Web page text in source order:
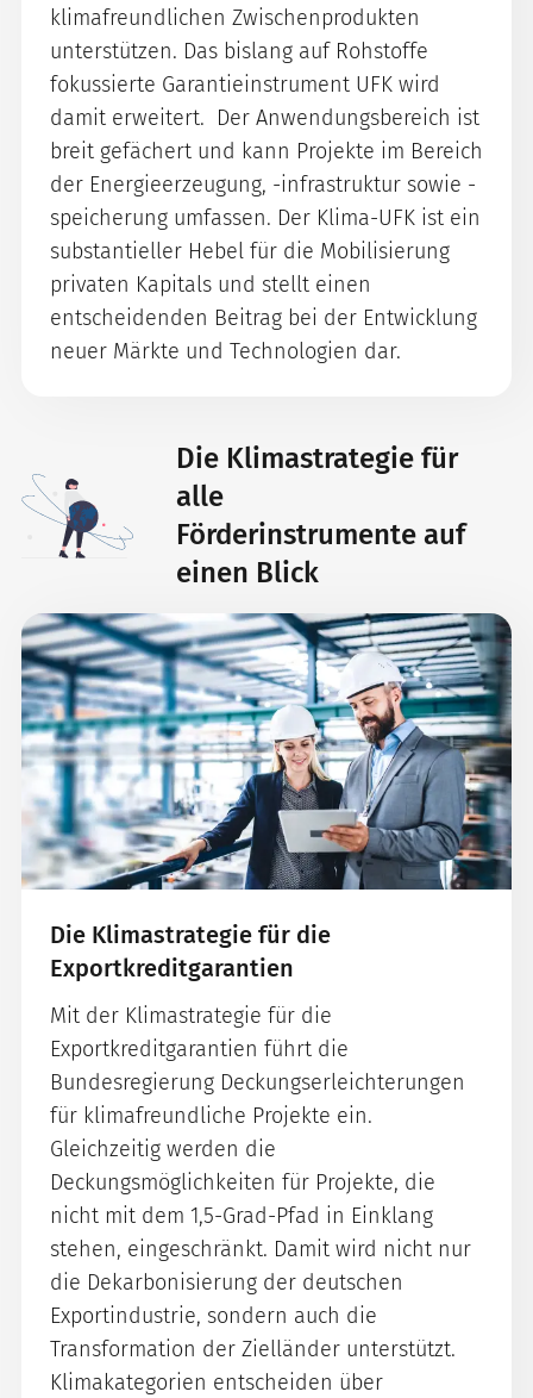
klimafreundlichen Zwischenprodukten
unterstützen. Das bislang auf Rohstoffe
fokussierte Garantieinstrument UFK wird
damit erweitert. Der Anwendungsbereich ist
breit gefächert und kann Projekte im Bereich
der Energieerzeugung, -infrastruktur sowie -
speicherung umfassen. Der Klima-UFK ist ein
substantieller Hebel für die Mobilisierung
privaten Kapitals und stellt einen
entscheidenden Beitrag bei der Entwicklung
neuer Märkte und Technologien dar.
Die Klimastrategie für
alle
Förderinstrumente auf
einen Blick
Die Klimastrategie für die
Exportkreditgarantien
Mit der Klimastrategie für die
Exportkreditgarantien führt die
Bundesregierung Deckungserleichterungen
für klimafreundliche Projekte ein.
Gleichzeitig werden die
Deckungsmöglichkeiten für Projekte, die
nicht mit dem 1,5-Grad-Pfad in Einklang
stehen, eingeschränkt. Damit wird nicht nur
die Dekarbonisierung der deutschen
Exportindustrie, sondern auch die
Transformation der Zielländer unterstützt.
Klimakategorien entscheiden über